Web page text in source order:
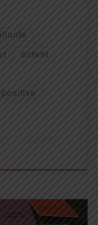
enfant